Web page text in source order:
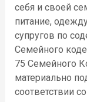
себя и своей
питание,
супругов по
Семейного
75 Семейного
материально
соответствии